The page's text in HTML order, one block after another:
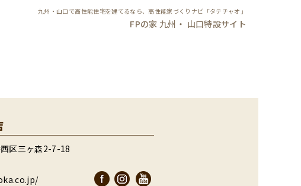
九州・山口で高性能住宅を建てるなら、高性能家づくりナビ「タテチャオ」
FPの家 九州・ 山口特設サイト
区三ヶ森2-7-18